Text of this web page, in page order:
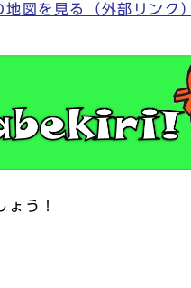
図を見る（外部リンク）
！